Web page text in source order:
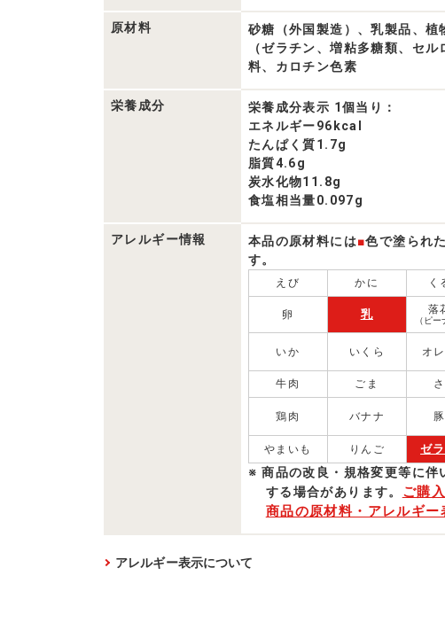
原材料
砂糖（外国製造）、乳製品、植
（ゼラチン、増粘多糖類、セ
料、カロチン色素
栄養成分
栄養成分表示 1個当り：
エネルギー96kcal
たんぱく質1.7g
脂質4.6g
炭水化物11.8g
食塩相当量0.097g
アレルギー情報 本品の原材料には■色で塗られ
す。
えび かに く
卵 乳 落
（ピー
いか いくら オ
牛肉 ごま
鶏肉 バナナ
やまいも りんご ゼ
商品の改良・規格変更等に
する場合があります。 ご購
商品の原材料・アレルギー
アレルギー表示について